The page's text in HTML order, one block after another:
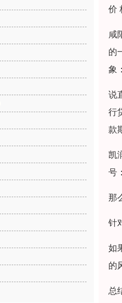
价
咸
的
象
说
行
款
凯
号
那
针
如
的
总